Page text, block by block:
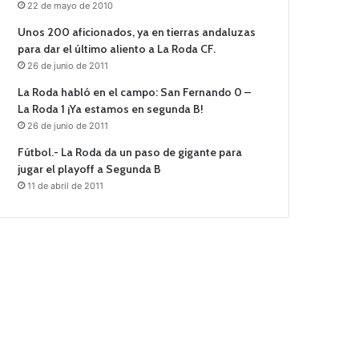
22 de mayo de 2010
Unos 200 aficionados, ya en tierras andaluzas
para dar el último aliento a La Roda CF.
26 de junio de 2011
La Roda habló en el campo: San Fernando 0 –
La Roda 1 ¡Ya estamos en segunda B!
26 de junio de 2011
Fútbol.- La Roda da un paso de gigante para
jugar el playoff a Segunda B
11 de abril de 2011